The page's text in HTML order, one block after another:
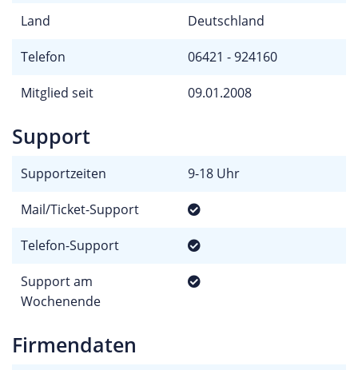
Land Deutschland
Telefon 06421 - 924160
Mitglied seit 09.01.2008
Support
Supportzeiten 9-18 Uhr
Mail/Ticket-Support
Telefon-Support
Support am
Wochenende
Firmendaten